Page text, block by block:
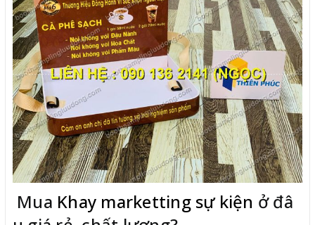
Mua Khay marketting sự kiện ở đâ